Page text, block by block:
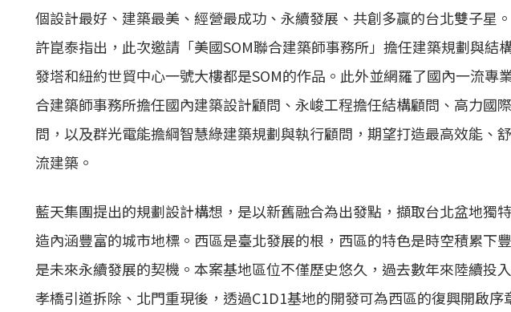
個設計最好、建築最美、經營最成功、永續發展、共創多贏的台北雙子星。
許崑泰指出，此次邀請「美國SOM聯合建築師事務所」擔任建築規劃與結
發塔和紐約世貿中心一號大樓都是SOM的作品。此外並網羅了國內一流專
合建築師事務所擔任國內建築設計顧問、永峻工程擔任結構顧問、高力國
問，以及群光電能擔綱智慧綠建築規劃與執行顧問，期望打造最高效能、
流建築。
藍天集團提出的規劃設計構想，是以新舊融合為出發點，擷取台北盆地獨
造內涵豐富的城市地標。西區是臺北發展的根，西區的特色是時空積累下
是未來永續發展的契機。本案基地區位不僅歷史悠久，過去數年來陸續投
孝橋引道拆除、北門重現後，透過C1D1基地的開發可為西區的復興開啟